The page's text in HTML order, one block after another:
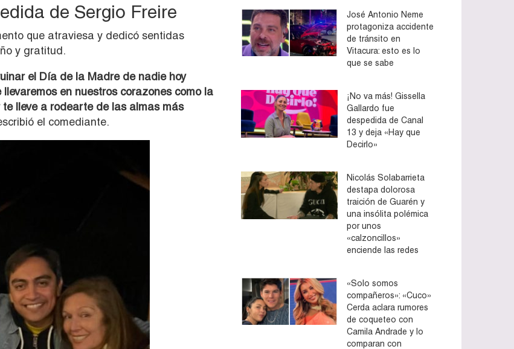
de Sergio Freire
que atraviesa y dedicó sentidas
y gratitud.
el Día de la Madre de nadie hoy
llevaremos en nuestros corazones como la
lleve a rodearte de las almas más
el comediante.
José Antonio Neme
protagoniza accidente
de tránsito en
Vitacura: esto es lo
que se sabe
¡No va más! Gissella
Gallardo fue
despedida de Canal
13 y deja «Hay que
Decirlo»
Nicolás Solabarrieta
destapa dolorosa
traición de Guarén y
una insólita polémica
por unos
«calzoncillos»
enciende las redes
«Solo somos
compañeros»: «Cuco»
Cerda aclara rumores
de coqueteo con
Camila Andrade y lo
comparan con